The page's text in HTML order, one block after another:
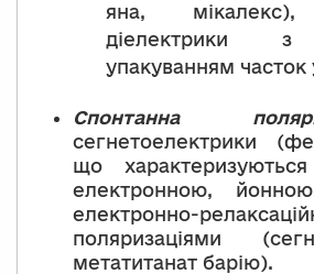
яна, мікалекс),
діелектрики з
упакуванням часток
Спонтанна
сегнетоелектрики
що
електронною,
електронно-
поляризаціями
метатитанат барію).